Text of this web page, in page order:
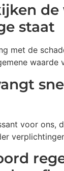
de
staat
met de
waarde
voor ons,